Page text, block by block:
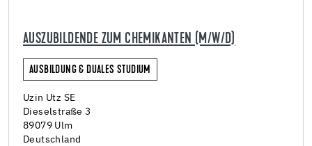
AUSZUBILDENDE ZUM CHEMIKANTEN (M/W/D)
AUSBILDUNG & DUALES STUDIUM
Uzin Utz SE
Dieselstraße 3
89079 Ulm
Deutschland